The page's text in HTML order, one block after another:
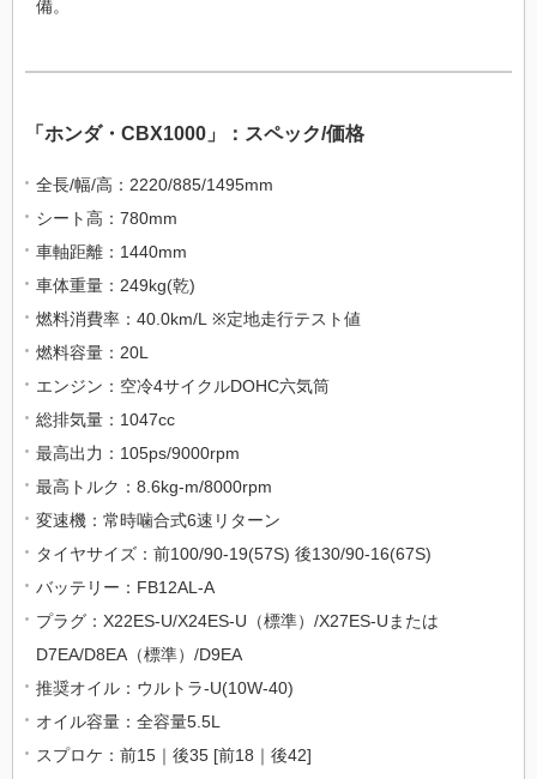
備。
「ホンダ・CBX1000」：スペック/価格
全長/幅/高：2220/885/1495mm
シート高：780mm
車軸距離：1440mm
車体重量：249kg(乾)
燃料消費率：40.0km/L ※定地走行テスト値
燃料容量：20L
エンジン：空冷4サイクルDOHC六気筒
総排気量：1047cc
最高出力：105ps/9000rpm
最高トルク：8.6kg-m/8000rpm
変速機：常時噛合式6速リターン
タイヤサイズ：前100/90-19(57S) 後130/90-16(67S)
バッテリー：FB12AL-A
プラグ：X22ES-U/X24ES-U（標準）/X27ES-Uまたは
D7EA/D8EA（標準）/D9EA
推奨オイル：ウルトラ-U(10W-40)
オイル容量：全容量5.5L
スプロケ：前15｜後35 [前18｜後42]